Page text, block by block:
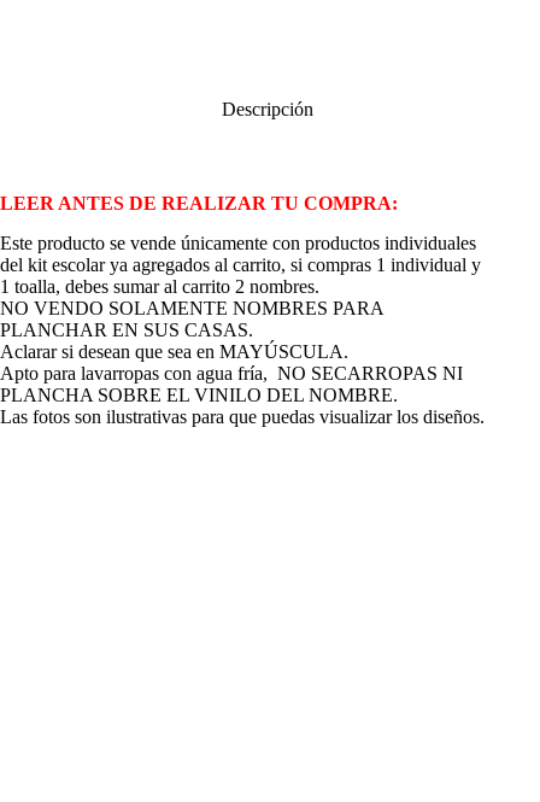
Descripción
LEER ANTES DE REALIZAR TU COMPRA:
Este producto se vende únicamente con productos individuales
del kit escolar ya agregados al carrito, si compras 1 individual y
1 toalla, debes sumar al carrito 2 nombres.
NO VENDO SOLAMENTE NOMBRES PARA
PLANCHAR EN SUS CASAS.
Aclarar si desean que sea en MAYÚSCULA.
Apto para lavarropas con agua fría, NO SECARROPAS NI
PLANCHA SOBRE EL VINILO DEL NOMBRE.
Las fotos son ilustrativas para que puedas visualizar los diseños.